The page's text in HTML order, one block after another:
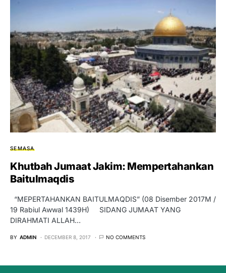
SEMASA
Khutbah Jumaat Jakim: Mempertahankan
Baitulmaqdis
“MEPERTAHANKAN BAITULMAQDIS” (08 Disember 2017M /
19 Rabiul Awwal 1439H) SIDANG JUMAAT YANG
DIRAHMATI ALLAH…
BY ADMIN DECEMBER 8, 2017 NO COMMENTS